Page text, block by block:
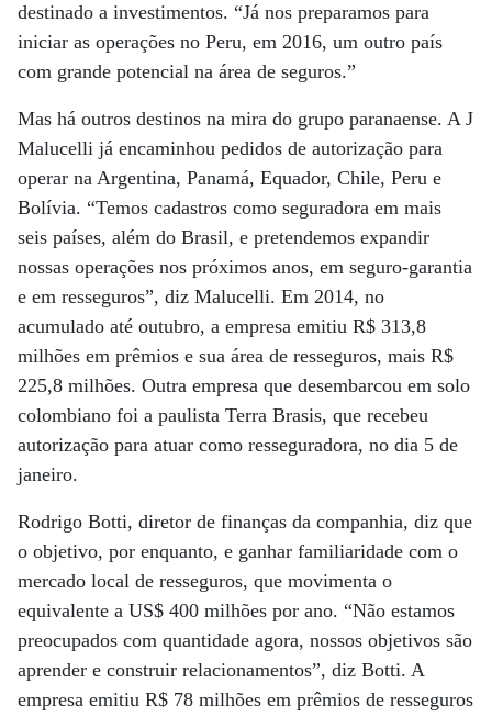
destinado a investimentos. “Já nos preparamos para
iniciar as operações no Peru, em 2016, um outro país
com grande potencial na área de seguros.”
Mas há outros destinos na mira do grupo paranaense. A J
Malucelli já encaminhou pedidos de autorização para
operar na Argentina, Panamá, Equador, Chile, Peru e
Bolívia. “Temos cadastros como seguradora em mais
seis países, além do Brasil, e pretendemos expandir
nossas operações nos próximos anos, em seguro-garantia
e em resseguros”, diz Malucelli. Em 2014, no
acumulado até outubro, a empresa emitiu R$ 313,8
milhões em prêmios e sua área de resseguros, mais R$
225,8 milhões. Outra empresa que desembarcou em solo
colombiano foi a paulista Terra Brasis, que recebeu
autorização para atuar como resseguradora, no dia 5 de
janeiro.
Rodrigo Botti, diretor de finanças da companhia, diz que
o objetivo, por enquanto, e ganhar familiaridade com o
mercado local de resseguros, que movimenta o
equivalente a US$ 400 milhões por ano. “Não estamos
preocupados com quantidade agora, nossos objetivos são
aprender e construir relacionamentos”, diz Botti. A
empresa emitiu R$ 78 milhões em prêmios de resseguros